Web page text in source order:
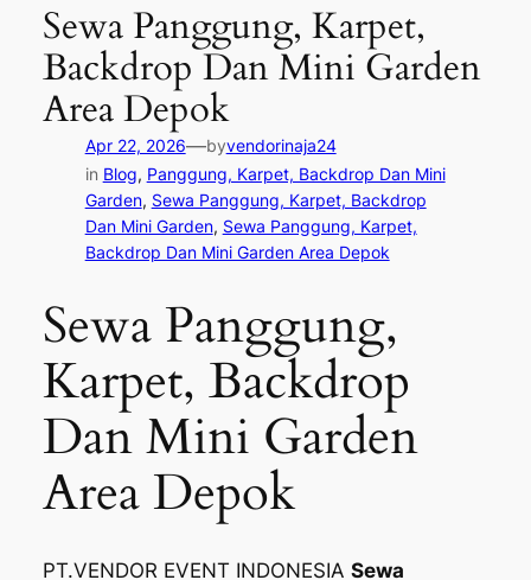
Sewa Panggung, Karpet,
Backdrop Dan Mini Garden
Area Depok
Apr 22, 2026—byvendorinaja24
in Blog, Panggung, Karpet, Backdrop Dan Mini
Garden, Sewa Panggung, Karpet, Backdrop
Dan Mini Garden, Sewa Panggung, Karpet,
Backdrop Dan Mini Garden Area Depok
Sewa Panggung,
Karpet, Backdrop
Dan Mini Garden
Area Depok
PT.VENDOR EVENT INDONESIA Sewa